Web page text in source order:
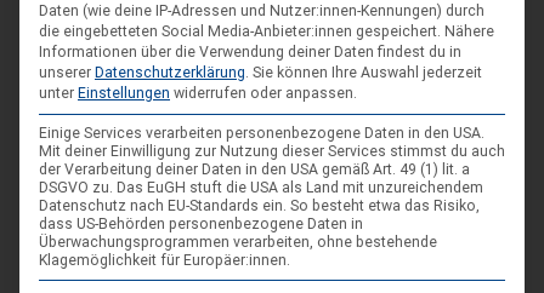
DIE NÄCHSTEN VERANSTALTUNGEN
ARR|JEL Sommertreffen 2026
21. Aug. 26
Blankenburg (Harz)-Wienrode
Landes-NAP 2026
4. Sep. 26
Daten (wie deine IP-Adressen und Nutzer:innen-Kennungen) durch
die eingebetteten Social Media-Anbieter:innen gespeichert. Nähere
Informationen über die Verwendung deiner Daten findest du in
unserer Datenschutzerklärung Sie können Ihre Auswahl jederzeit
unter Einstellungen widerrufen oder anpassen.
Einige Services verarbeiten personenbezogene Daten in den USA.
Mit deiner Einwilligung zur Nutzung dieser Services stimmst du auch
der Verarbeitung deiner Daten in den USA gemäß Art. 49 (1) lit. a
DSGVO zu. Das EuGH stuft die USA als Land mit unzureichendem
Datenschutz nach EU-Standards ein. So besteht etwa das Risiko,
dass US-Behörden personenbezogene Daten in
Überwachungsprogrammen verarbeiten, ohne bestehende
Klagemöglichkeit für Europäer:innen.